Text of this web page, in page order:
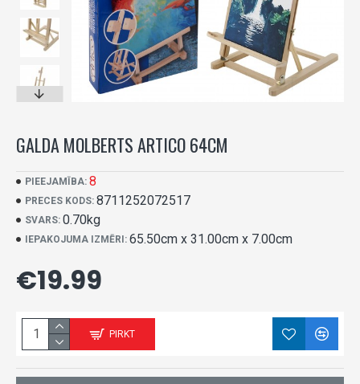
GALDA MOLBERTS ARTICO 64CM
PIEEJAMĪBA: 8
PRECES KODS: 8711252072517
SVARS: 0.70kg
IEPAKOJUMA IZMĒRI: 65.50cm x 31.00cm x 7.00cm
€19.99
PIRKT